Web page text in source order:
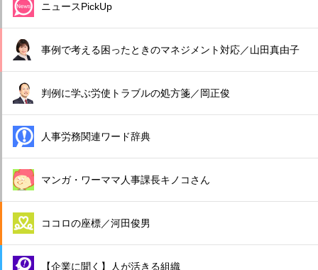
ニュースPickUp
事例で考える困ったときのマネジメント対応／山田真由子
判例に学ぶ労使トラブルの処方箋／岡正俊
人事労務関連ワード辞典
マンガ・ワーママ人事課長キノコさん
ココロの座標／河田俊男
【企業に聞く】人が活きる組織